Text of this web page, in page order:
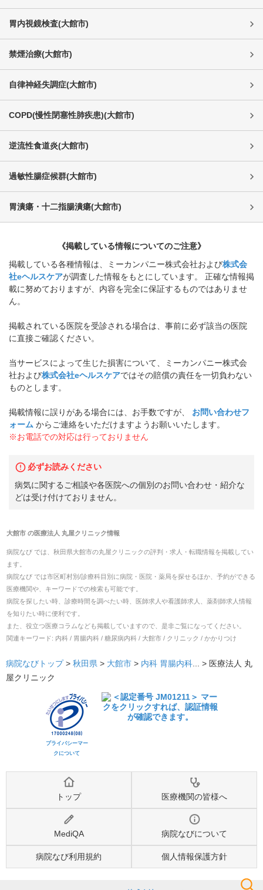
胃内視鏡検査(大館市)
禁煙治療(大館市)
自律神経失調症(大館市)
COPD(慢性閉塞性肺疾患)(大館市)
逆流性食道炎(大館市)
過敏性腸症候群(大館市)
胃潰瘍・十二指腸潰瘍(大館市)
《掲載している情報についてのご注意》
掲載している各種情報は、ミーカンパニー株式会社および株式会
社eヘルスケアが調査した情報をもとにしています。 正確な情報掲
載に努めておりますが、内容を完全に保証するものではありませ
ん。
掲載されている医院を受診される場合は、事前に必ず該当の医院
に直接ご確認ください。
当サービスによって生じた損害について、ミーカンパニー株式会
社および株式会社eヘルスケアではその賠償の責任を一切負わない
ものとします。
掲載情報に誤りがある場合には、お手数ですが、
お問い合わせフ
ォーム からご連絡をいただけますようお願いいたします。
※お電話での対応は行っておりません
必ずお読みください
病気に関するご相談や各医院への個別のお問い合わせ・紹介な
どは受け付けておりません。
大館市の医療法人 丸屋クリニック情報
病院なび では、 秋田県大館市の丸屋クリニックの評判・求人・転職情報を掲載してい
ます。
病院なび では市区町村別/診療科目別に病院・医院・薬局を探せるほか、予約ができる
医療機関や、キーワードでの検索も可能です。
病院を探したい時、診療時間を調べたい時、医師求人や看護師求人、薬剤師求人情報
を知りたい時に便利です。
また、役立つ医療コラムなども掲載していますので、是非ご覧になってください。
関連キーワード: 内科 / 胃腸内科 / 糖尿病内科 / 大館市 / クリニック / かかりつけ
病院なびトップ > 秋田県 > 大館市 > 内科 胃腸内科 ... > 医療法人 丸
屋クリニック
プライバシーマー
クについて
トップ 医療機関の皆様へ
MediQA 病院なびについて
病院なび利用規約 個人情報保護方針